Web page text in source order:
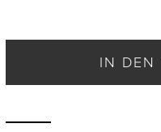
IN DEN